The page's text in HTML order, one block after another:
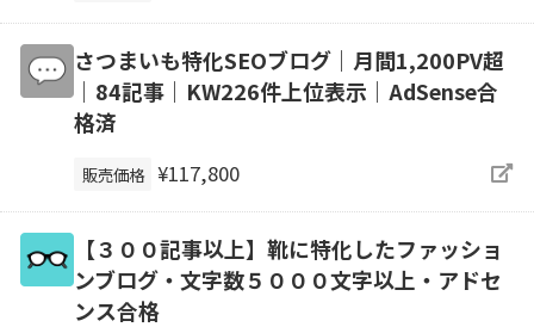
さつまいも特化SEOブログ｜月間1,200PV超
｜84記事｜KW226件上位表示｜AdSense合
格済
販売価格 ¥117,800
【３００記事以上】靴に特化したファッショ
ンブログ・文字数５０００文字以上・アドセ
ンス合格